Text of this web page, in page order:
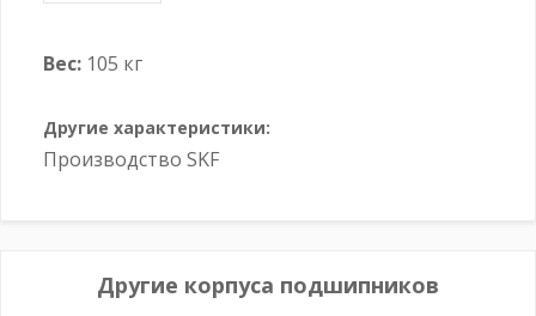
Вес: 105 кг
Другие характеристики:
Производство SKF
Другие корпуса подшипников